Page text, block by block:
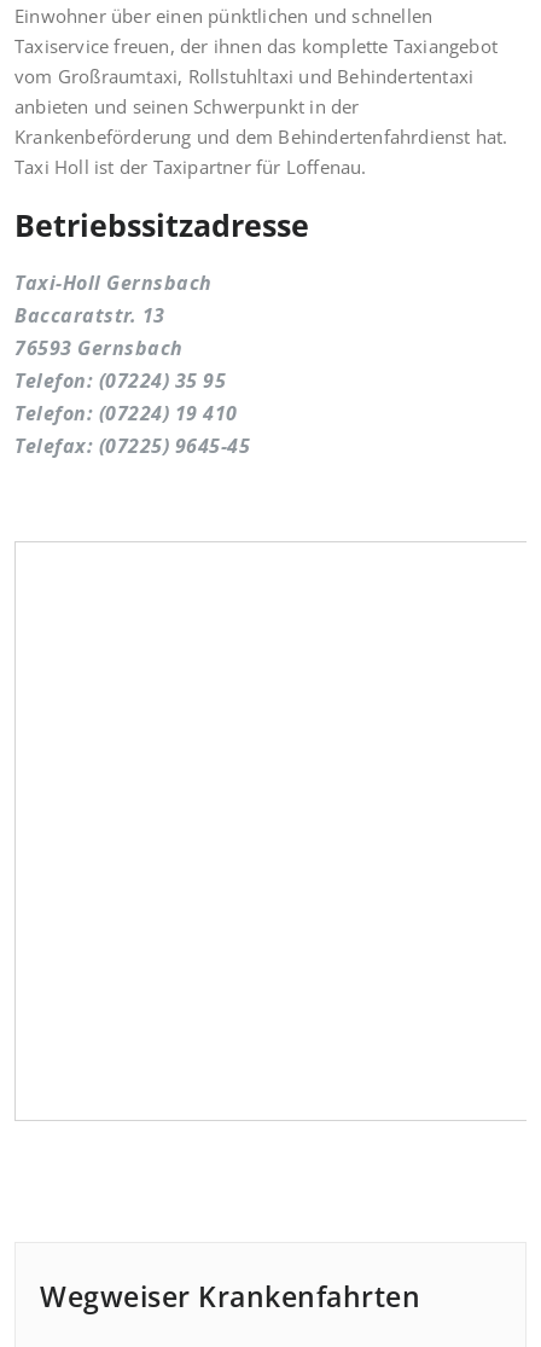
Einwohner über einen pünktlichen und schnellen
Taxiservice freuen, der ihnen das komplette Taxiangebot
vom Großraumtaxi, Rollstuhltaxi und Behindertentaxi
anbieten und seinen Schwerpunkt in der
Krankenbeförderung und dem Behindertenfahrdienst hat.
Taxi Holl ist der Taxipartner für Loffenau.
Betriebssitzadresse
Taxi-Holl Gernsbach
Baccaratstr. 13
76593 Gernsbach
Telefon: (07224) 35 95
Telefon: (07224) 19 410
Telefax: (07225) 9645-45
Wegweiser Krankenfahrten